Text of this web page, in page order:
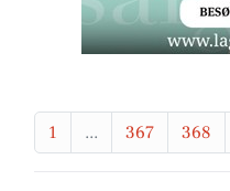
1 ... 367 368